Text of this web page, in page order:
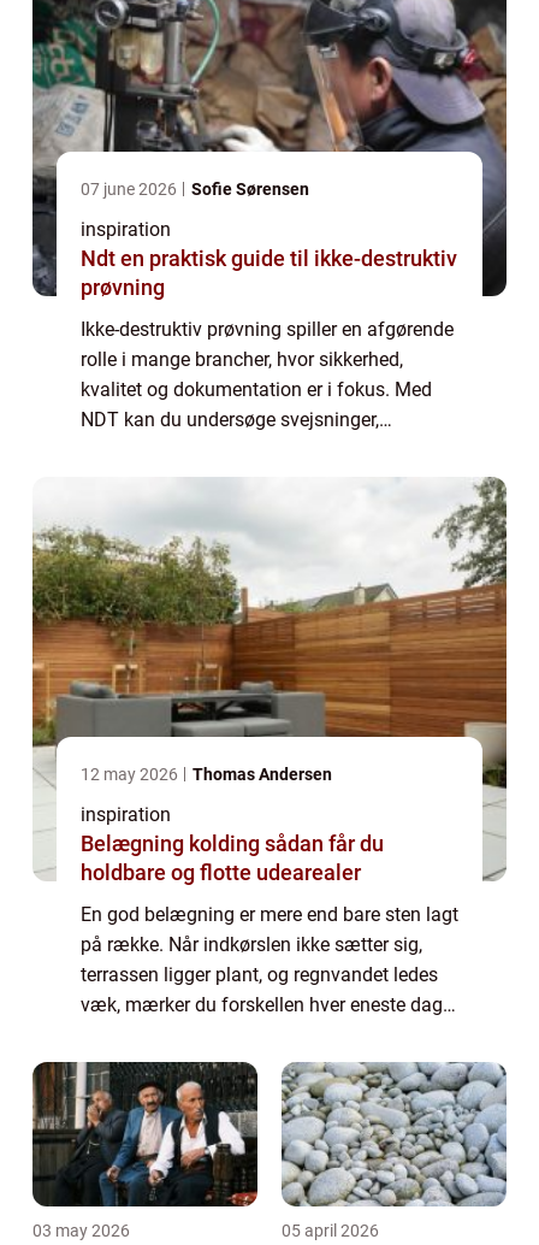
07 june 2026 Sofie Sørensen
inspiration
Ndt en praktisk guide til ikke-destruktiv
prøvning
Ikke-destruktiv prøvning spiller en afgørende
rolle i mange brancher, hvor sikkerhed,
kvalitet og dokumentation er i fokus. Med
NDT kan du undersøge svejsninger,
ødelægge dem. Det sparer både tid og
12 may 2026 Thomas Andersen
inspiration
Belægning kolding sådan får du
holdbare og flotte udearealer
En god belægning er mere end bare sten lagt
på række. Når indkørslen ikke sætter sig,
terrassen ligger plant, og regnvandet ledes
væk, mærker du forskellen hver eneste dag.
udfordring: De vil have pæne og fun...
03 may 2026 05 april 2026